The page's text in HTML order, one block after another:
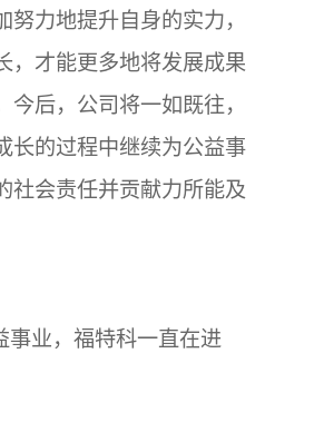
努力地提升自身的实力，
，才能更多地将发展成果
今后，公司将一如既往，
长的过程中继续为公益事
社会责任并贡献力所能及
业，福特科一直在进